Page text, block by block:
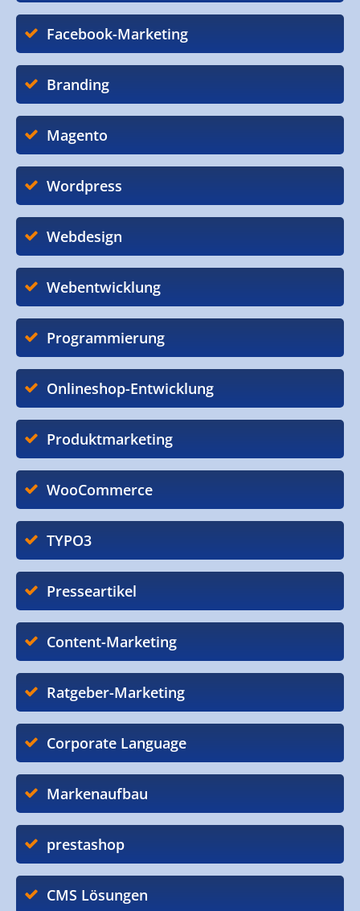
Facebook-Marketing
Branding
Magento
Wordpress
Webdesign
Webentwicklung
Programmierung
Onlineshop-Entwicklung
Produktmarketing
WooCommerce
TYPO3
Presseartikel
Content-Marketing
Ratgeber-Marketing
Corporate Language
Markenaufbau
prestashop
CMS Lösungen